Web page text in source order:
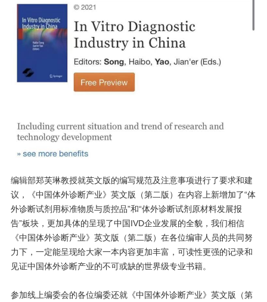
编辑部郑芙琳教授就英文版的编写规范及注意事项进行了要求和建
议，《中国体外诊断产业》英文版（第二版）在内容上新增加了“体
外诊断试剂用标准物质与质控品”和“体外诊断试剂原材料发展报
告”板块，更加具体的呈现了中国IVD企业发展的全貌，我们相信
《中国体外诊断产业》英文版（第二版）在各位编审人员的共同努
力下，一定能呈现给大家一本内容更加丰富，可读性更强的记录和
见证中国体外诊断产业的不可或缺的世界级专业书籍。
参加线上编委会的各位编委还就《中国体外诊断产业》英文版（第